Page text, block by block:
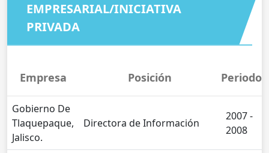
EMPRESARIAL/INICIATIVA
PRIVADA
Empresa Posición Periodo
Gobierno De
Tlaquepaque,
Jalisco.
Directora de Información
2007 -
2008